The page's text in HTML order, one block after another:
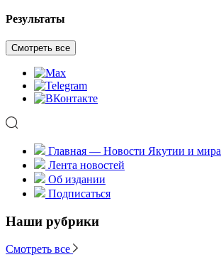
Результаты
Смотреть все
Главная — Новости Якутии и мира
Лента новостей
Об издании
Подписаться
Наши рубрики
Смотреть все